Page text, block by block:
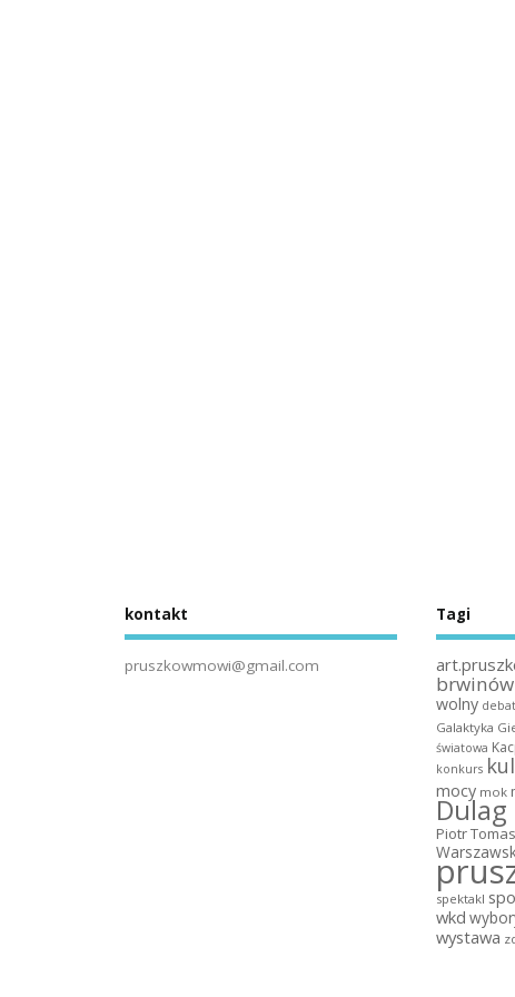
kontakt
pruszkowmowi@gmail.com
Tagi
brwinów
wolny
Galaktyka
światowa
konkurs
mocy mok
Dulag
Piotr
spektakl
wkd
wystawa